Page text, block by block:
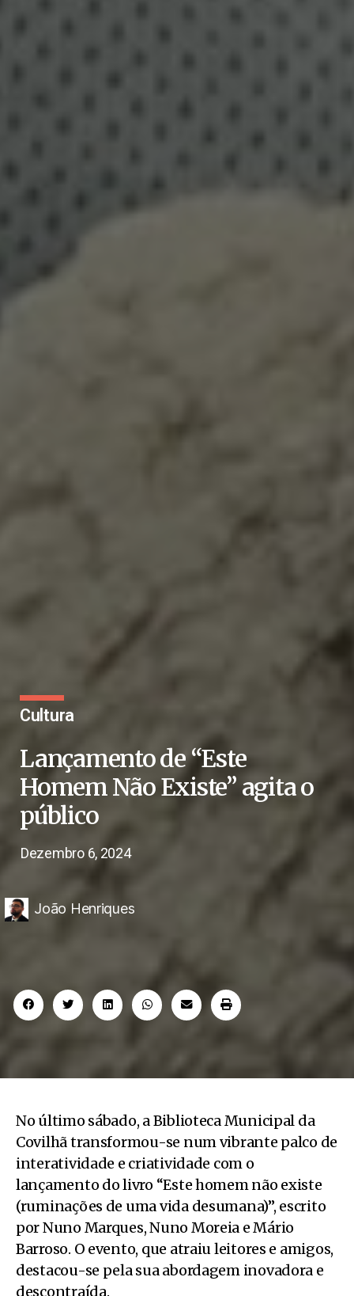
Cultura
Lançamento de “Este
Homem Não Existe” agita o
público
Dezembro 6, 2024
João Henriques
No último sábado, a Biblioteca Municipal da
Covilhã transformou-se num vibrante palco de
interatividade e criatividade com o
lançamento do livro “Este homem não existe
(ruminações de uma vida desumana)”, escrito
por Nuno Marques, Nuno Moreia e Mário
Barroso. O evento, que atraiu leitores e amigos,
destacou-se pela sua abordagem inovadora e
descontraída.